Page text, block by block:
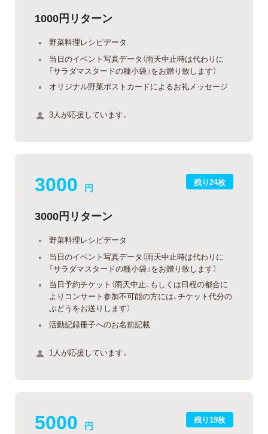
1000円リターン
野菜料理レシピデータ
当日のイベント写真データ（雨天中止時は代わりに
「サラダマスタードの種小袋」をお贈り致します）
オリジナル野菜ポストカードによるお礼メッセージ
3人が応援しています。
残り24枚
3000 円
3000円リターン
野菜料理レシピデータ
当日のイベント写真データ（雨天中止時は代わりに
「サラダマスタードの種小袋」をお贈り致します）
当日予約チケット（雨天中止、もしくは日程の都合に
よりコンサート参加不可能の方には、チケット代分の
ぶどうをお送りします）
活動記録冊子へのお名前記載
1人が応援しています。
残り19枚
5000 円